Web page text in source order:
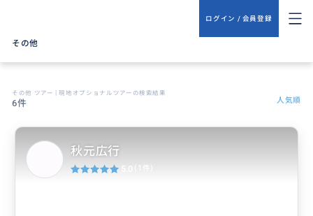
ログイン / 会員登録
その他
その他 ツアー | 現地オプショナルツアーの検索結果
6件 人気順
秋元広行
5.0 (1件)